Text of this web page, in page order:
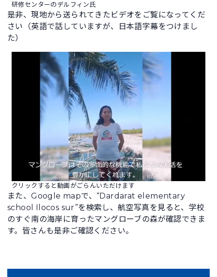
研修センターのデルフィン氏
是非、現地から送られてきたビデオをご覧になってくだ
さい（英語で話していますが、日本語字幕をつけまし
た）
クリックすると動画がごらんいただけます
また、Google mapで、“Dardarat elementary
school Ilocos sur”を検索し、航空写真を見ると、学校
のすぐ南の海岸に育ったマングローブの森が確認できま
す。皆さんも是非ご確認ください。